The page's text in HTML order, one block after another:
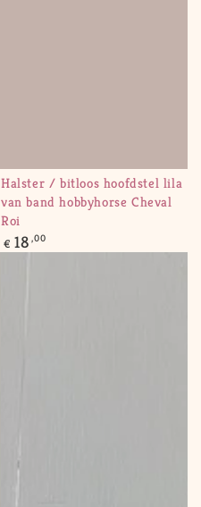
Halster / bitloos hoofdstel lila
van band hobbyhorse Cheval
Roi
Regular
price
€ 18 ,00